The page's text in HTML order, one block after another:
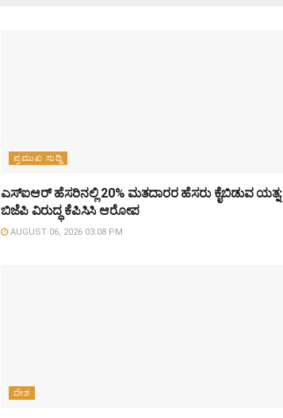
ಪ್ರಮುಖ ಸುದ್ದಿ
ಎಸ್‌ಐಆರ್‌ ಹೆಸರಿನಲ್ಲಿ 20% ಮತದಾರರ ಹೆಸರು ಕೈಬಿಡುವ ಯತ್ನ:
ಬಿಜೆಪಿ ವಿರುದ್ಧ ಕೆಪಿಸಿಸಿ ಆರೋಪ
AUGUST 06, 2026 03:08 PM
ದೇಶ